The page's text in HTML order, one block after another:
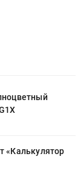
«Калькулятор